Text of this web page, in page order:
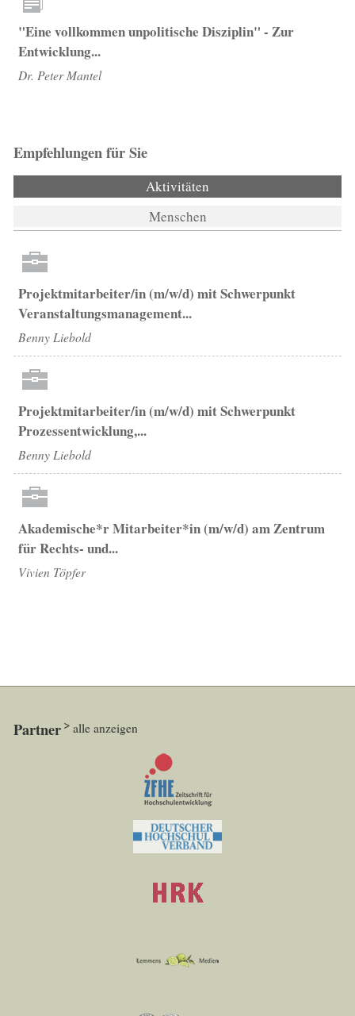
"Eine vollkommen unpolitische Disziplin" - Zur
Entwicklung...
Dr. Peter Mantel
Empfehlungen für Sie
Aktivitäten
Menschen
Projektmitarbeiter/in (m/w/d) mit Schwerpunkt
Veranstaltungsmanagement...
Benny Liebold
Projektmitarbeiter/in (m/w/d) mit Schwerpunkt
Prozessentwicklung,...
Benny Liebold
Akademische*r Mitarbeiter*in (m/w/d) am Zentrum
für Rechts- und...
Vivien Töpfer
Partner alle anzeigen